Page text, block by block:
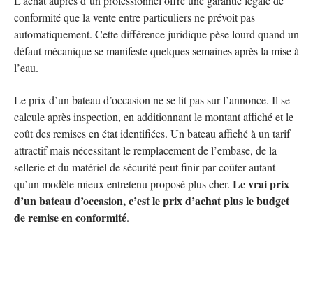
conformité que la vente entre particuliers ne prévoit pas
automatiquement. Cette différence juridique pèse lourd quand un
défaut mécanique se manifeste quelques semaines après la mise à
l’eau.
Le prix d’un bateau d’occasion ne se lit pas sur l’annonce. Il se
calcule après inspection, en additionnant le montant affiché et le
coût des remises en état identifiées. Un bateau affiché à un tarif
attractif mais nécessitant le remplacement de l’embase, de la
sellerie et du matériel de sécurité peut finir par coûter autant
qu’un modèle mieux entretenu proposé plus cher. Le vrai prix
d’un bateau d’occasion, c’est le prix d’achat plus le budget
de remise en conformité.